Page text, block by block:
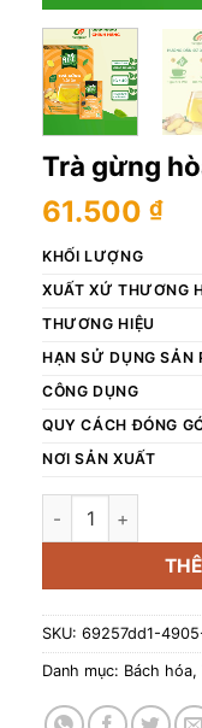
Trà gừng
61.500 ₫
KHỐI LƯỢNG
XUẤT XỨ THƯƠNG
THƯƠNG HIỆU
HẠN SỬ DỤNG SẢN
CÔNG DỤNG
QUY CÁCH ĐÓNG
NƠI SẢN XUẤT
Trà gừng hòa tan
SKU: 69257dd1-
Danh mục: Bách hóa,